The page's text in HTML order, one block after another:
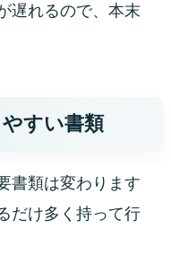
遅れるので、本末
すい書類
書類は変わります
だけ多く持って行